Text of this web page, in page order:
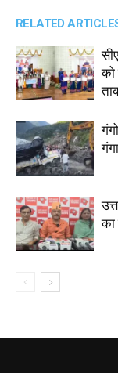
RELATED
को
का